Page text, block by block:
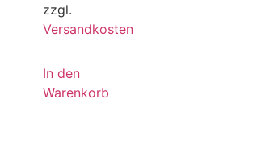
zzgl.
Versandkosten
In den
Warenkorb